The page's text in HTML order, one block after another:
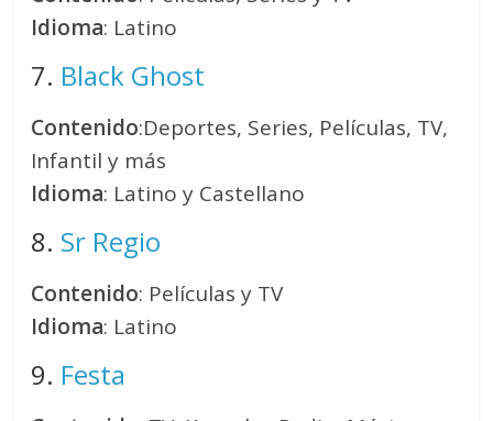
Idioma: Latino
7. Black Ghost
Contenido:Deportes, Series, Películas, TV,
Infantil y más
Idioma: Latino y Castellano
8. Sr Regio
Contenido: Películas y TV
Idioma: Latino
9. Festa